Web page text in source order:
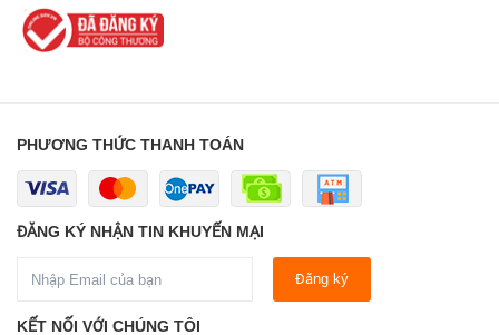
PHƯƠNG THỨC THANH TOÁN
ĐĂNG KÝ NHẬN TIN KHUYẾN MẠI
Đăng ký
KẾT NỐI VỚI CHÚNG TÔI